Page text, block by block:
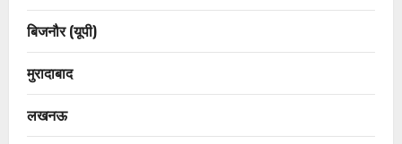
बिजनौर (यूपी)
मुरादाबाद
लखनऊ